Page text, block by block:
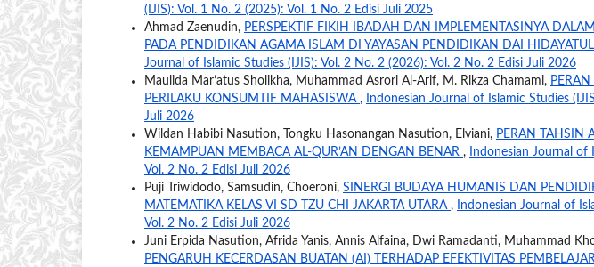
(IJIS): Vol. 1 No. 2 (2025): Vol. 1 No. 2 Edisi Juli 2025
Ahmad Zaenudin, PERSPEKTIF FIKIH IBADAH DAN IMPLEMENTASINYA
PADA PENDIDIKAN AGAMA ISLAM DI YAYASAN PENDIDIKAN DAI
Journal of Islamic Studies (IJIS): Vol. 2 No. 2 (2026): Vol. 2 No. 2 Edisi Juli 2026
Maulida Mar’atus Sholikha, Muhammad Asrori Al-Arif, M. Rikza Chamami,
PERILAKU KONSUMTIF MAHASISWA ,
Indonesian Journal of Islamic Studies
Juli 2026
Wildan Habibi Nasution, Tongku Hasonangan Nasution, Elviani, PERAN TAHSIN
KEMAMPUAN MEMBACA AL-QUR’AN DENGAN BENAR ,
Indonesian Journal of
Vol. 2 No. 2 Edisi Juli 2026
Puji Triwidodo, Samsudin, Choeroni, SINERGI BUDAYA HUMANIS DAN
MATEMATIKA KELAS VI SD TZU CHI JAKARTA UTARA ,
Indonesian Journal of
Vol. 2 No. 2 Edisi Juli 2026
Juni Erpida Nasution, Afrida Yanis, Annis Alfaina, Dwi Ramadanti, Muhammad
PENGARUH KECERDASAN BUATAN (AI) TERHADAP EFEKTIVITAS